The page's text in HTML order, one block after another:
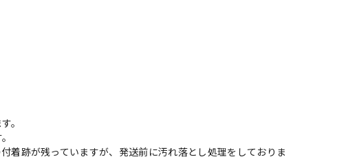
。
着跡が残っていますが、発送前に汚れ落とし処理をしておりま